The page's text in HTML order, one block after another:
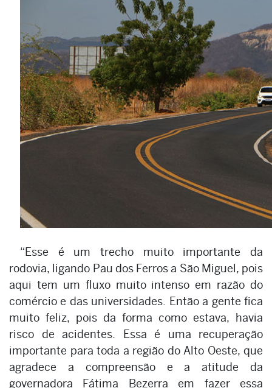
“Esse é um trecho muito importante da
rodovia, ligando Pau dos Ferros a São Miguel, pois
aqui tem um fluxo muito intenso em razão do
comércio e das universidades. Então a gente fica
muito feliz, pois da forma como estava, havia
risco de acidentes. Essa é uma recuperação
importante para toda a região do Alto Oeste, que
agradece a compreensão e a atitude da
governadora Fátima Bezerra em fazer essa